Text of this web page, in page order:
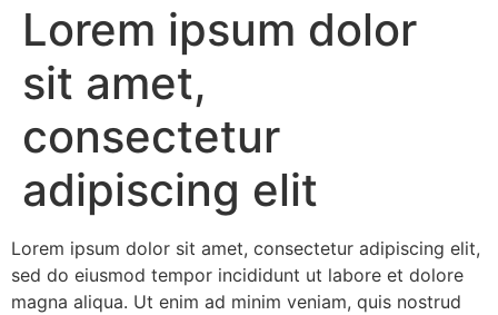
Lorem ipsum dolor
sit amet,
consectetur
adipiscing elit
Lorem ipsum dolor sit amet, consectetur adipiscing elit,
sed do eiusmod tempor incididunt ut labore et dolore
magna aliqua. Ut enim ad minim veniam, quis nostrud